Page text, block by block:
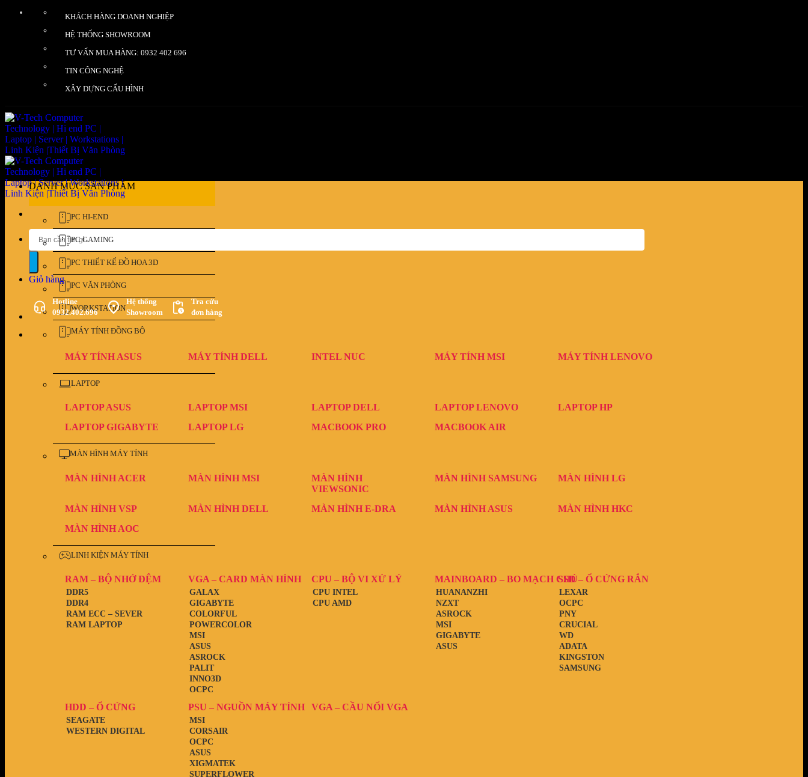
KHÁCH HÀNG DOANH NGHIỆP
HỆ THỐNG SHOWROOM
TƯ VẤN MUA HÀNG: 0932 402 696
TIN CÔNG NGHỆ
XÂY DỰNG CẤU HÌNH
Tìm
kiếm:
Giỏ hàng
Hotline
0932.402.696
Hệ thống
Showroom
Tra cứu
đơn hàng
DANH MỤC SẢN PHẨM
PC HI-END
PC GAMING
PC THIẾT KẾ ĐỒ HỌA 3D
PC VĂN PHÒNG
WORKSTATION
MÁY TÍNH ĐỒNG BỘ
MÁY TÍNH ASUS MÁY TÍNH DELL INTEL NUC MÁY TÍNH MSI MÁY TÍNH LENOVO
LAPTOP
LAPTOP ASUS LAPTOP MSI LAPTOP DELL LAPTOP LENOVO
LAPTOP HP
LAPTOP GIGABYTE
LAPTOP LG MACBOOK PRO MACBOOK AIR
MÀN HÌNH MÁY TÍNH
MÀN HÌNH ACER MÀN HÌNH MSI
MÀN HÌNH
VIEWSONIC
MÀN HÌNH SAMSUNG MÀN HÌNH LG
MÀN HÌNH VSP MÀN HÌNH DELL MÀN HÌNH E-DRA MÀN HÌNH ASUS
MÀN HÌNH HKC
MÀN HÌNH AOC
LINH KIỆN MÁY TÍNH
RAM – BỘ NHỚ ĐỆM
RAM LAPTOP
RAM ECC – SEVER
DDR4
DDR5
VGA – CARD MÀN HÌNH
OCPC
INNO3D
PALIT
ASROCK
ASUS
MSI
POWERCOLOR
COLORFUL
GIGABYTE
GALAX
CPU – BỘ VI XỬ LÝ
CPU AMD
CPU INTEL
MAINBOARD – BO MẠCH CHỦ
ASUS
GIGABYTE
MSI
ASROCK
NZXT
HUANANZHI
SSD – Ổ CỨNG RẮN
SAMSUNG
KINGSTON
ADATA
WD
CRUCIAL
PNY
OCPC
LEXAR
HDD – Ổ CỨNG
WESTERN DIGITAL
SEAGATE
PSU – NGUỒN MÁY TÍNH
SUPERFLOWER
XIGMATEK
ASUS
OCPC
CORSAIR
MSI
VGA – CẦU NỐI VGA